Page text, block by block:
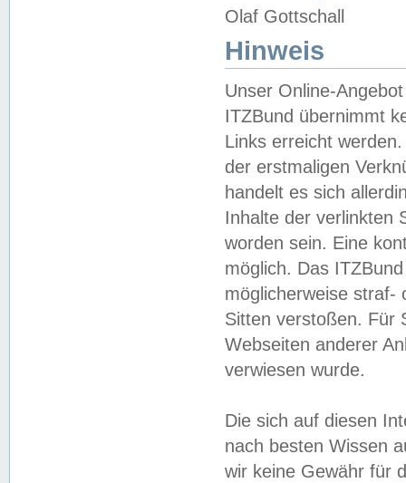
Olaf Gottschall
Hinweis
Unser Online-
ITZBund übernimmt
Links erreicht
der erstmaligen
handelt es sich
Inhalte der verlinkten
worden sein. Eine
möglich. Das
möglicherweise straf-
Sitten verstoßen. Für
Webseiten anderer
verwiesen wurde.
Die sich auf diesen
nach besten Wissen
wir keine Gewähr für